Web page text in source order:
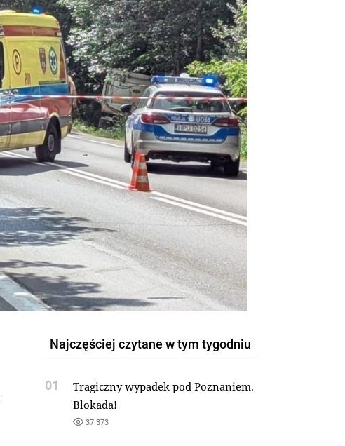
Najczęściej czytane w tym tygodniu
01
Tragiczny wypadek pod Poznaniem.
Blokada!
37 373